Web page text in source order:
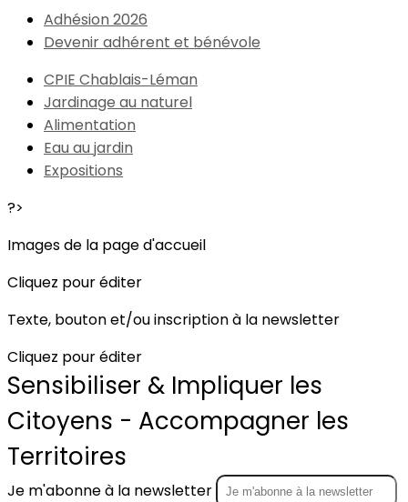
Adhésion 2026
Devenir adhérent et bénévole
CPIE Chablais-Léman
Jardinage au naturel
Alimentation
Eau au jardin
Expositions
?>
Images de la page d'accueil
Cliquez pour éditer
Texte, bouton et/ou inscription à la newsletter
Cliquez pour éditer
Sensibiliser & Impliquer les
Citoyens - Accompagner les
Territoires
Je m'abonne à la newsletter